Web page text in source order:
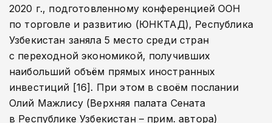
2020 г., подготовленному конференцией ООН
по торговле и развитию (ЮНКТАД), Республика
Узбекистан заняла 5 место среди стран
с переходной экономикой, получивших
наибольший объём прямых иностранных
инвестиций [16]. При этом в своём послании
Олий Мажлису (Верхняя палата Сената
в Республике Узбекистан – прим. автора)